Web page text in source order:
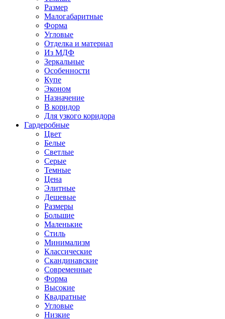
Размер
Малогабаритные
Форма
Угловые
Отделка и материал
Из МДФ
Зеркальные
Особенности
Купе
Эконом
Назначение
В коридор
Для узкого коридора
Гардеробные
Цвет
Белые
Светлые
Серые
Темные
Цена
Элитные
Дешевые
Размеры
Большие
Маленькие
Стиль
Минимализм
Классические
Скандинавские
Современные
Форма
Высокие
Квадратные
Угловые
Низкие